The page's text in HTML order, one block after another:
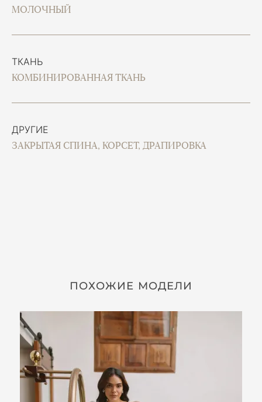
МОЛОЧНЫЙ
ТКАНЬ
КОМБИНИРОВАННАЯ ТКАНЬ
ДРУГИЕ
ЗАКРЫТАЯ СПИНА, КОРСЕТ, ДРАПИРОВКА
ПОХОЖИЕ МОДЕЛИ